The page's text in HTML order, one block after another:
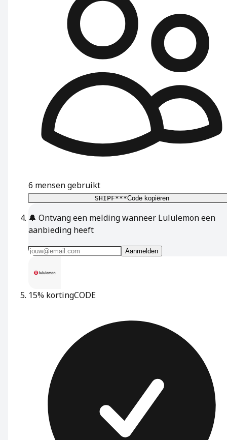
6 mensen gebruikt
SHIPF***Code kopiëren
🔔 Ontvang een melding wanneer Lululemon een
aanbieding heeft
Aanmelden
15% kortingCODE